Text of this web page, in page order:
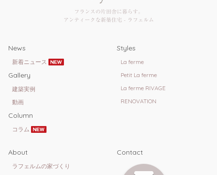
フランスの片田舎に暮らす。
アンティークな新築住宅 - ラフェルム
News
新着ニュース
Gallery
建築実例
動画
Column
コラム
Styles
La ferme
Petit La ferme
La ferme RIVAGE
RENOVATION
About
ラフェルムの家づくり
Contact